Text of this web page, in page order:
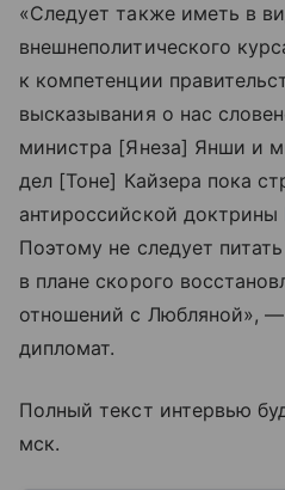
«Следует также иметь в
внешнеполитического
к компетенции
высказывания о нас
министра [Янеза] Янши и
дел [Тоне] Кайзера пока
антироссийской доктрины
Поэтому не следует
в плане скорого
отношений с Любляной»,
дипломат.
Полный текст интервью
мск.